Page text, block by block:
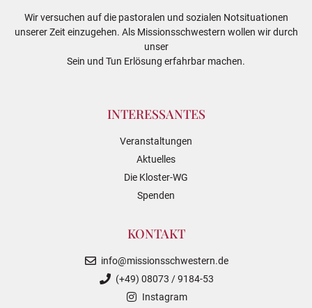
Wir versuchen auf die pastoralen und sozialen Notsituationen
unserer Zeit einzugehen. Als Missionsschwestern wollen wir durch
unser
Sein und Tun Erlösung erfahrbar machen.
INTERESSANTES
Veranstaltungen
Aktuelles
Die Kloster-WG
Spenden
KONTAKT
info@missionsschwestern.de
(+49) 08073 / 9184-53
Instagram